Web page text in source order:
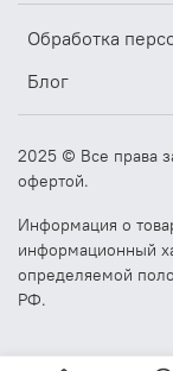
Обработка
Блог
2025 © Все права
офертой.
Информация о
информационный
определяемой
РФ.